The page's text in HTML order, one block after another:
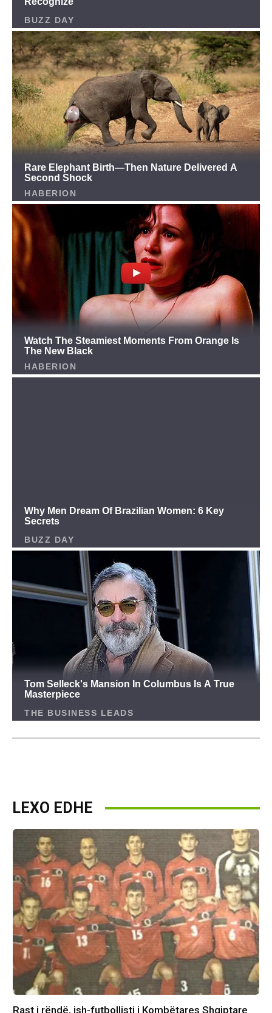
LEXO EDHE
Rast i rëndë, ish-futbollisti i Kombëtares Shqiptare